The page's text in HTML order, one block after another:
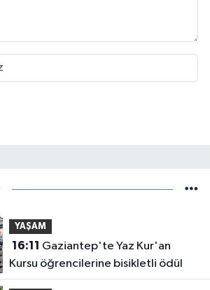
YAŞAM
16:11
Kursu öğrencilerine bisikletli ödül